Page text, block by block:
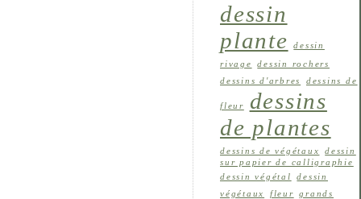
dessin
plante
dessin
rivage
dessin rochers
dessins d'arbres
dessins de
fleur
dessins
de plantes
dessins de végétaux
dessin
sur papier de calligraphie
dessin végétal
dessin
végétaux
fleur
grands